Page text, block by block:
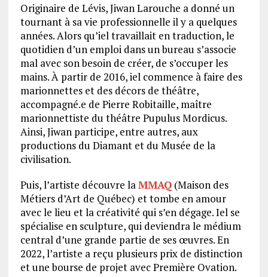
Originaire de Lévis, Jiwan Larouche a donné un
tournant à sa vie professionnelle il y a quelques
années. Alors qu’iel travaillait en traduction, le
quotidien d’un emploi dans un bureau s’associe
mal avec son besoin de créer, de s’occuper les
mains. À partir de 2016, iel commence à faire des
marionnettes et des décors de théâtre,
accompagné.e de Pierre Robitaille, maître
marionnettiste du théâtre Pupulus Mordicus.
Ainsi, Jiwan participe, entre autres, aux
productions du Diamant et du Musée de la
civilisation.
Puis, l’artiste découvre laMMAQ(Maison des
Métiers d’Art de Québec) et tombe en amour
avec le lieu et la créativité qui s’en dégage. Iel se
spécialise en sculpture, qui deviendra le médium
central d’une grande partie de ses œuvres. En
2022, l’artiste a reçu plusieurs prix de distinction
et une bourse de projet avec Première Ovation.